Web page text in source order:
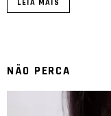
LEIA MAIS
NÃO PERCA